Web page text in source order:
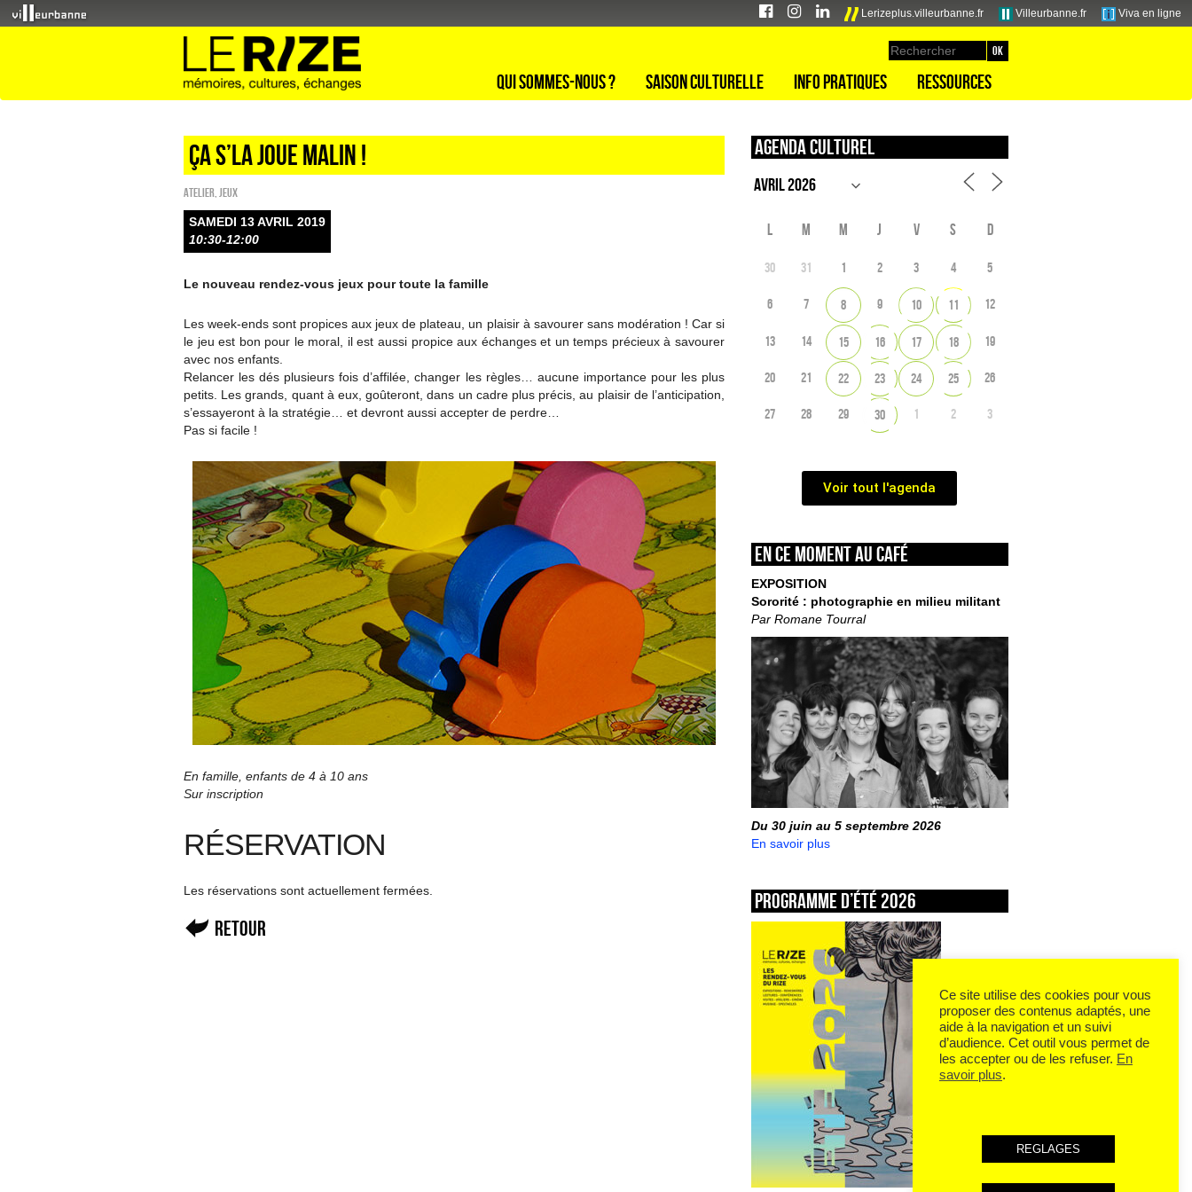
Lerizeplus.villeurbanne.fr Villeurbanne.fr Viva en ligne
Qui sommes-nous ? Saison culturelle Info pratiques Ressources
Ça s’la joue malin !
Atelier Jeux
SAMEDI 13 AVRIL 2019
10:30-12:00
Le nouveau rendez-vous jeux pour toute la famille
Les week-ends sont propices aux jeux de plateau, un plaisir à savourer sans modération ! Car si
le jeu est bon pour le moral, il est aussi propice aux échanges et un temps précieux à savourer
avec nos enfants.
Relancer les dés plusieurs fois d’affilée, changer les règles… aucune importance pour les plus
petits. Les grands, quant à eux, goûteront, dans un cadre plus précis, au plaisir de l’anticipation,
s’essayeront à la stratégie… et devront aussi accepter de perdre…
Pas si facile !
En famille, enfants de 4 à 10 ans
Sur inscription
RÉSERVATION
Les réservations sont actuellement fermées.
Retour
Agenda culturel
L M M J V S D
30 31 1 2 3 4 5
6 7 8 9 10 11 12
13 14 15 16 17 18 19
20 21 22 23 24 25 26
27 28 29 30 1 2 3
Voir tout l'agenda
En ce moment au café
EXPOSITION
Sororité : photographie en milieu militant
Par Romane Tourral
Du 30 juin au 5 septembre 2026
En savoir plus
Programme d’été 2026
Ce site utilise des cookies pour vous
proposer des contenus adaptés, une
aide à la navigation et un suivi
d’audience. Cet outil vous permet de
les accepter ou de les refuser. En
savoir plus.
REGLAGES